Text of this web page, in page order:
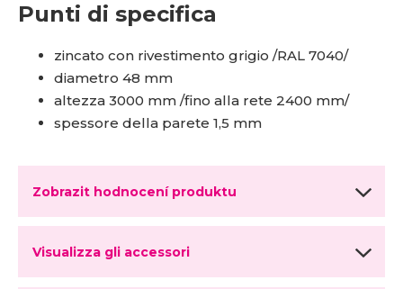
Punti di specifica
zincato con rivestimento grigio /RAL 7040/
diametro 48 mm
altezza 3000 mm /fino alla rete 2400 mm/
spessore della parete 1,5 mm
Zobrazit hodnocení produktu
Visualizza gli accessori